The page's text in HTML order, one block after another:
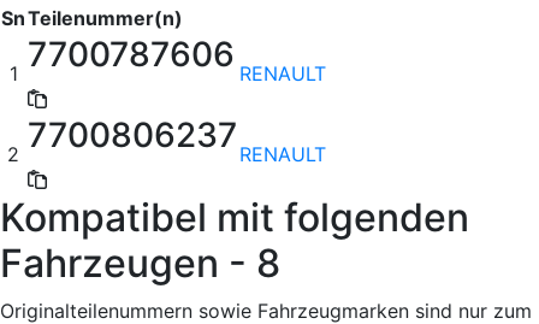
SnTeilenummer(n)
1 7700787606 RENAULT
2 7700806237 RENAULT
Kompatibel mit folgenden
Fahrzeugen - 8
Originalteilenummern sowie Fahrzeugmarken sind nur zum